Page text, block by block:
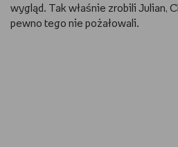
wygląd. Tak właśnie zrobili Julian,
pewno tego nie pożałowali.